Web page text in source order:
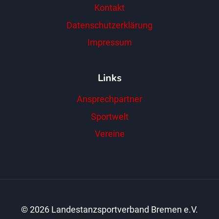
Kontakt
Datenschutzerklärung
Impressum
Links
Ansprechpartner
Sportwelt
Vereine
© 2026 Landestanzsportverband Bremen e.V.